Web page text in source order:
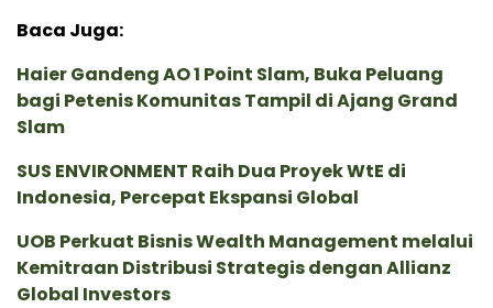
Baca Juga:
Haier Gandeng AO 1 Point Slam, Buka Peluang
bagi Petenis Komunitas Tampil di Ajang Grand
Slam
SUS ENVIRONMENT Raih Dua Proyek WtE di
Indonesia, Percepat Ekspansi Global
UOB Perkuat Bisnis Wealth Management melalui
Kemitraan Distribusi Strategis dengan Allianz
Global Investors